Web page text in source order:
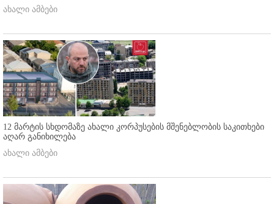
ახალი ამბები
12 მარტის სხდომაზე ახალი კორპუსების მშენებლობის საკითხები
აღარ განიხილება
ახალი ამბები